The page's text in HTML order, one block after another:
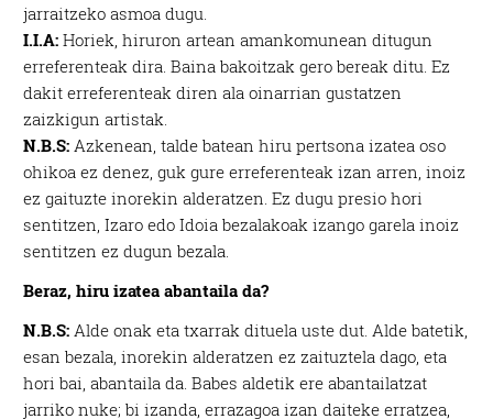
jarraitzeko asmoa dugu.
I.I.A: Horiek, hiruron artean amankomunean ditugun
erreferenteak dira. Baina bakoitzak gero bereak ditu. Ez
dakit erreferenteak diren ala oinarrian gustatzen
zaizkigun artistak.
N.B.S: Azkenean, talde batean hiru pertsona izatea oso
ohikoa ez denez, guk gure erreferenteak izan arren, inoiz
ez gaituzte inorekin alderatzen. Ez dugu presio hori
sentitzen, Izaro edo Idoia bezalakoak izango garela inoiz
sentitzen ez dugun bezala.
Beraz, hiru izatea abantaila da?
N.B.S: Alde onak eta txarrak dituela uste dut. Alde batetik,
esan bezala, inorekin alderatzen ez zaituztela dago, eta
hori bai, abantaila da. Babes aldetik ere abantailatzat
jarriko nuke; bi izanda, errazagoa izan daiteke erratzea,